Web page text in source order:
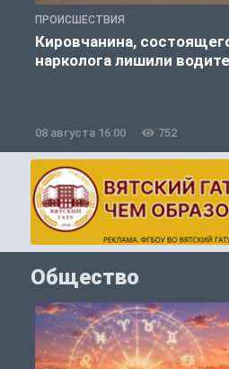
ПРОИСШЕСТВИЯ
Кировчанина,
нарколога лишили
08 августа 16:00 752
Общество